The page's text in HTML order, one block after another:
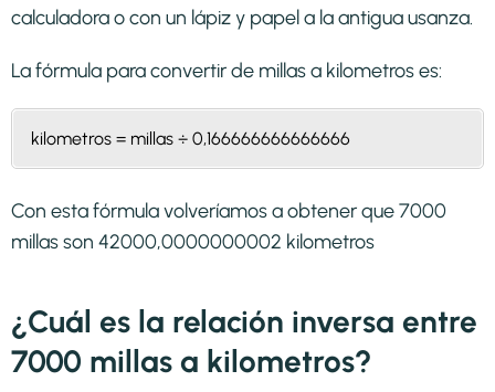
calculadora o con un lápiz y papel a la antigua usanza.
La fórmula para convertir de millas a kilometroses:
kilometros = millas ÷ 0,166666666666666
Con esta fórmula volveríamos a obtener que 7000
millas son 42000,0000000002 kilometros
¿Cuál es la relación inversa entre
7000 millas a kilometros?